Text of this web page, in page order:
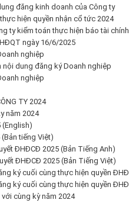
đăng kinh doanh của Công ty
hiện quyền nhận cổ tức 2024
ty kiểm toán thực hiện báo tài
ngày 16/6/2025
nghiệp
dung đăng ký Doanh nghiệp
nghiệp
TY 2024
năm 2024
(English)
tiếng Việt)
ĐHĐCĐ 2025 (Bản Tiếng Anh)
ĐHĐCĐ 2025 (Bản Tiếng Việt)
ký cuối cùng thực hiện quyền
ký cuối cùng thực hiện quyền
cùng kỳ năm 2024